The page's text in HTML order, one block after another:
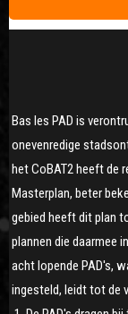
Bas les PAD is
onevenredige
het CoBAT2 heeft de
Masterplan, beter
gebied heeft dit plan
plannen die daarmee
acht lopende PAD's,
ingesteld, leidt tot de